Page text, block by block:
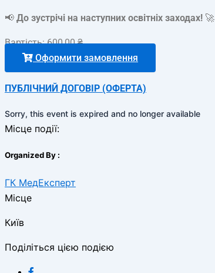
📢 До зустрічі на наступних освітніх заходах! 🚀
Вартість: 600,00₴
Оформити замовлення
ПУБЛІЧНИЙ ДОГОВІР (ОФЕРТА)
Sorry, this event is expired and no longer available
Місце події:
Organized By :
ГК МедЕксперт
Місце
Київ
Поділіться цією подією